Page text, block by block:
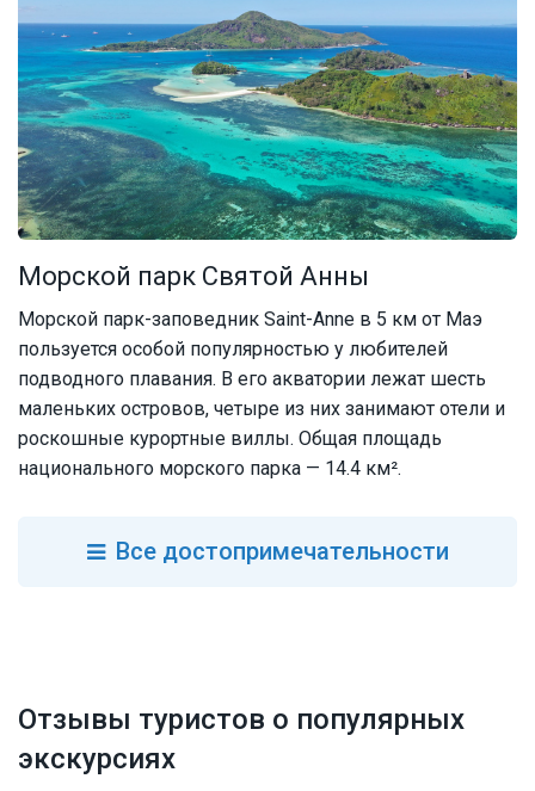
Морской парк Святой Анны
Морской парк-заповедник Saint-Anne в 5 км от Маэ
пользуется особой популярностью у любителей
подводного плавания. В его акватории лежат шесть
маленьких островов, четыре из них занимают отели и
роскошные курортные виллы. Общая площадь
национального морского парка — 14.4 км².
Вседостопримечательности
Отзывы туристов о популярных
экскурсиях